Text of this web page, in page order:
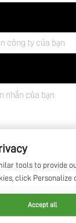
Gửi
ty Công nghệ
quyền được
tools to provide
click Personalize
Accept all